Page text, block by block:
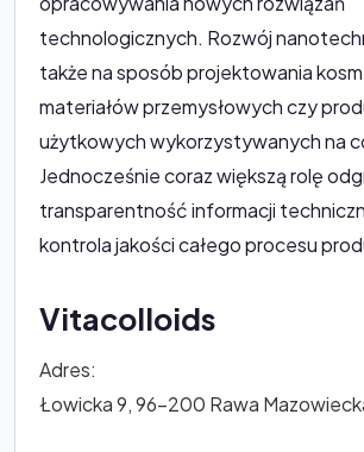
technologicznych. Rozwój
także na sposób projektowania
materiałów przemysłowych czy
użytkowych wykorzystywanych na
Jednocześnie coraz większą rolę
transparentność informacji
kontrola jakości całego procesu
Vitacolloids
Adres:
Łowicka 9, 96-200 Rawa